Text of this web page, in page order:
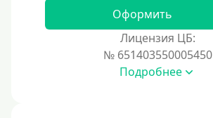
С пролонгацией (продлением)
Под высокий процент
Оформить
Лицензия ЦБ:
№ 651403550005450
Подробнее